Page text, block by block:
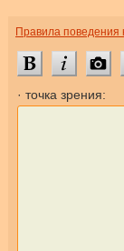
Правила поведения
· точка зрения: